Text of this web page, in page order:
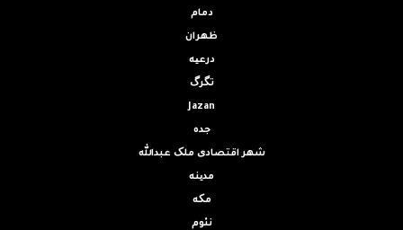
دمام
ظهران
درعیه
تگرگ
Jazan
جده
شهر اقتصادی ملک عبدالله
مدینه
مکه
نئوم